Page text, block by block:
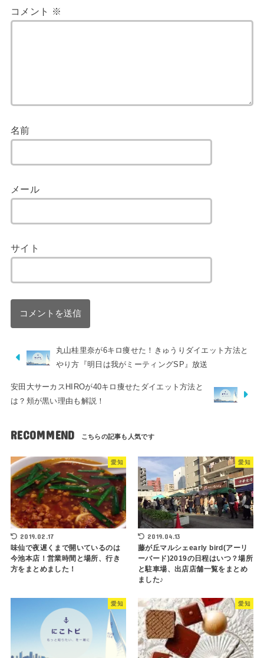
コメント ※
名前
メール
サイト
丸山桂里奈が6キロ痩せた！きゅうりダイエット方法と
やり方『明日は我がミーティングSP』放送
安田大サーカスHIROが40キロ痩せたダイエット方法と
は？頬が黒い理由も解説！
RECOMMEND
愛知
2019.02.17
味仙で夜遅くまで開いているのは
今池本店！営業時間と場所、行き
方をまとめました！
愛知
2019.04.13
藤が丘マルシェearly bird(アーリ
ーバード)2019の日程はいつ？場所
と駐車場、出店店舗一覧をまとめ
ました♪
愛知 愛知